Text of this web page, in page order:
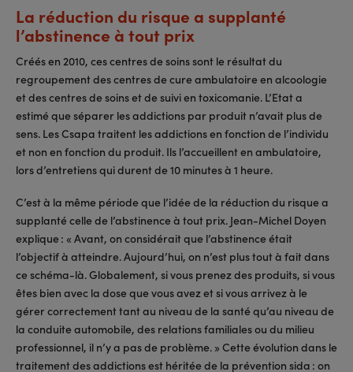
La réduction du risque a supplanté
l’abstinence à tout prix
Créés en 2010, ces centres de soins sont le résultat du
regroupement des centres de cure ambulatoire en alcoologie
et des centres de soins et de suivi en toxicomanie. L’Etat a
estimé que séparer les addictions par produit n’avait plus de
sens. Les Csapa traitent les addictions en fonction de l’individu
et non en fonction du produit. Ils l’accueillent en ambulatoire,
lors d’entretiens qui durent de 10 minutes à 1 heure.
C’est à la même période que l’idée de la réduction du risque a
supplanté celle de l’abstinence à tout prix. Jean-Michel Doyen
explique : « Avant, on considérait que l’abstinence était
l’objectif à atteindre. Aujourd’hui, on n’est plus tout à fait dans
ce schéma-là. Globalement, si vous prenez des produits, si vous
êtes bien avec la dose que vous avez et si vous arrivez à le
gérer correctement tant au niveau de la santé qu’au niveau de
la conduite automobile, des relations familiales ou du milieu
professionnel, il n’y a pas de problème. » Cette évolution dans le
traitement des addictions est héritée de la prévention sida : on